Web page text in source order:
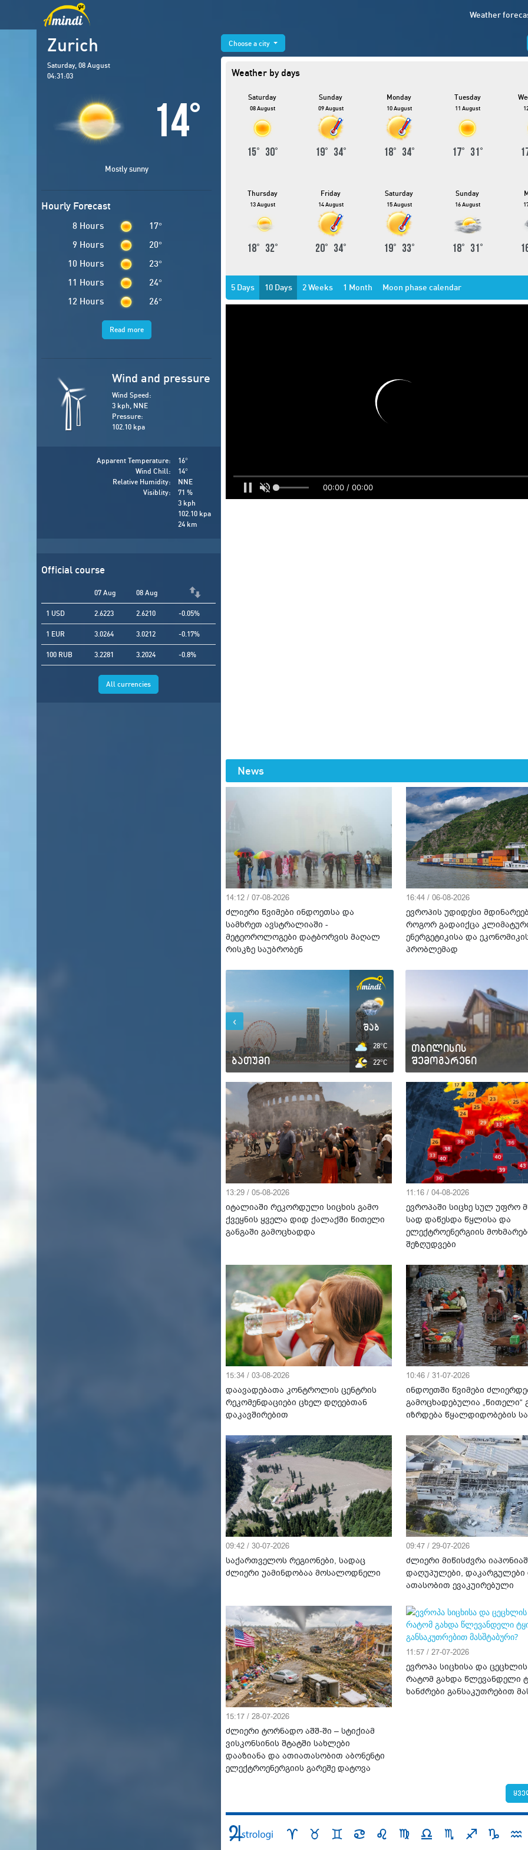
Weather
Zurich
Saturday, 08 August
04:31:04
14°
Mostly sunny
Hourly Forecast
8 Hours 17°
9 Hours
20°
10 Hours
23°
11 Hours
24°
12 Hours
26°
Read more
Wind and pressure
Wind Speed:
3 kph, NNE
Pressure:
102.10 kpa
Apparent Temperature:
Wind Chill:
Relative Humidity:
Visiblity:
16°
14°
NNE
71 %
3 kph
102.10 kpa
24 km
Official course
07 Aug 08 Aug
1 USD 2.6223 2.6210 -0.05%
1 EUR 3.0264 3.0212 -0.17%
100 RUB 3.2281 3.2024 -0.8%
All currencies
Choose a city
Weather by days
Saturday
08 August
15° 30°
Sunday
09 August
19° 34°
Monday
10 August
18° 34°
Tuesday
11 August
17° 31°
Thursday
13 August
18° 32°
Friday
14 August
20° 34°
Saturday
15 August
19° 33°
Sunday
16 August
18° 31°
5 Days 10 Days 2 Weeks 1 Month Moon phase calendar
00:00 / 00:00
News
14:12 / 07-08-2026
ძლიერი წვიმები ინდოეთსა და
სამხრეთ ავსტრალიაში -
მეტეოროლოგები დატბორვის მაღალ
რისკზე საუბრობენ
16:44 / 06-08-2026
ევროპის უდიდესი
როგორ გადაიქცა
ენერგეტიკისა და
პრობლემად
10°C
ბათუმი
შაბ
28°C
22°C
თბილისის
შემოგარენი
‹
13:29 / 05-08-2026
იტალიაში რეკორდული სიცხის გამო
ქვეყნის ყველა დიდ ქალაქში წითელი
განგაში გამოცხადდა
11:16 / 04-08-2026
ევროპაში სიცხე სულ უფრო
სად დაწესდა წყლისა და
ელექტროენერგიის
შეზღუდვები
15:34 / 03-08-2026
დაავადებათა კონტროლის ცენტრის
რეკომენდაციები ცხელ დღეებთან
დაკავშირებით
10:46 / 31-07-2026
ინდოეთში წვიმები
გამოცხადებულია „წითელი“
იზრდება წყალდიდობების
09:42 / 30-07-2026
საქართველოს რეგიონები, სადაც
ძლიერი უამინდობაა მოსალოდნელი
09:47 / 29-07-2026
ძლიერი მიწისძვრა
დაღუპულები, დაკარგულები
ათასობით ევაკუირებული
15:17 / 28-07-2026
ძლიერი ტორნადო აშშ-ში – სტიქიამ
ვისკონსინის შტატში სახლები
დააზიანა და ათიათასობით აბონენტი
ელექტროენერგიის გარეშე დატოვა
11:57 / 27-07-2026
ევროპა სიცხისა და
რატომ გახდა წლევანდელი
ხანძრები განსაკუთრებით